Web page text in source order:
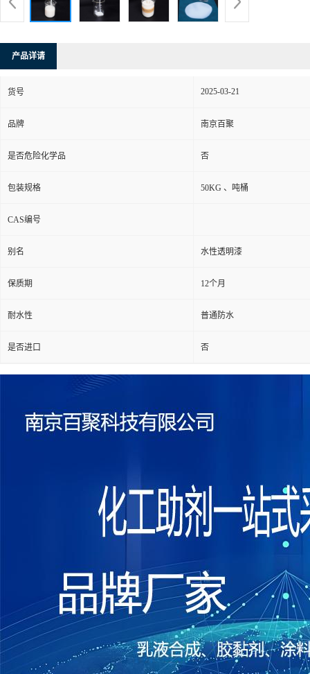
产品详请
货号 2025-03-21
品牌 南京百聚
是否危险化学品 否
包装规格 50KG 、吨桶
CAS编号
别名 水性透明漆
保质期 12个月
耐水性 普通防水
是否进口 否